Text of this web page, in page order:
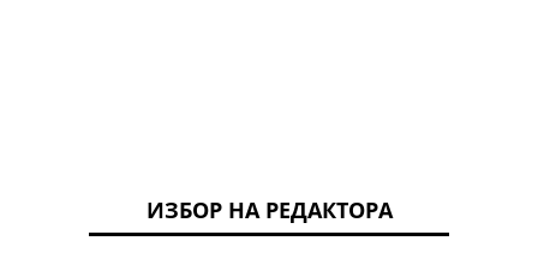
ИЗБОР НА РЕДАКТОРА